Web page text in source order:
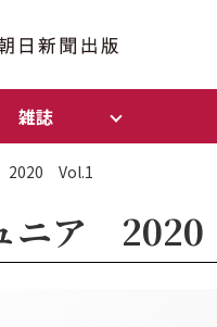
雑誌
2020 Vol.1
ニア